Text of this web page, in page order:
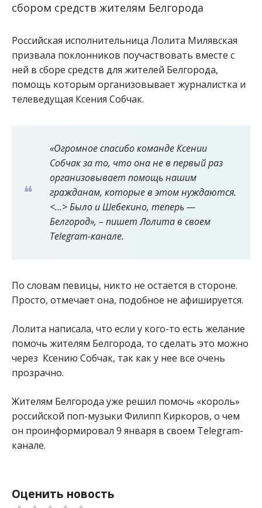
сбором средств жителям Белгорода
Российская исполнительница Лолита Милявская
призвала поклонников поучаствовать вместе с
ней в сборе средств для жителей Белгорода,
помощь которым организовывает журналистка и
телеведущая Ксения Собчак.
«Огромное спасибо команде Ксении
Собчак за то, что она не в первый раз
организовывает помощь нашим
гражданам, которые в этом нуждаются.
<…> Было и Шебекино, теперь —
Белгород», – пишет Лолита в своем
Telegram-канале.
По словам певицы, никто не остается в стороне.
Просто, отмечает она, подобное не афишируется.
Лолита написала, что если у кого-то есть желание
помочь жителям Белгорода, то сделать это можно
через Ксению Собчак, так как у нее все очень
прозрачно.
Жителям Белгорода уже решил помочь «король»
российской поп-музыки Филипп Киркоров, о чем
он проинформировал 9 января в своем Telegram-
канале.
Оценить новость